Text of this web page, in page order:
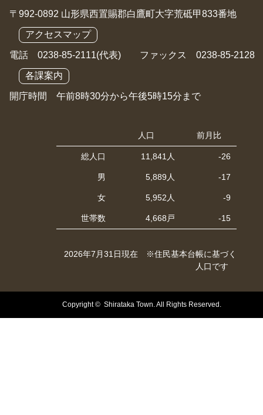
〒992-0892 山形県西置賜郡白鷹町大字荒砥甲833番地
アクセスマップ
電話 0238-85-2111(代表) ファックス 0238-85-2128
各課案内
開庁時間 午前8時30分から午後5時15分まで
人口 前月比
総人口 11,841人 -26
男 5,889人 -17
女 5,952人 -9
世帯数 4,668戸 -15
2026年7月31日現在 ※住民基本台帳に基づく
人口です
Copyright © Shirataka Town. All Rights Reserved.